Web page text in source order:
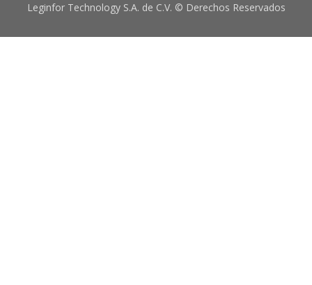
Leginfor Technology S.A. de C.V. © Derechos Reservados